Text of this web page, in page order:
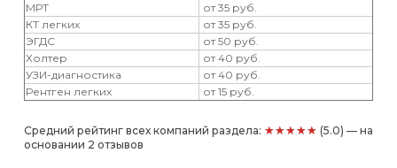
МРТ
от 35 руб.
КТ легких
от 35 руб.
ЭГДС
от 50 руб.
Холтер
от 40 руб.
УЗИ-диагностика
от 40 руб.
Рентген легких
от 15 руб.
Средний рейтинг всех компаний раздела: ★★★★★ (5.0) — на
основании 2 отзывов